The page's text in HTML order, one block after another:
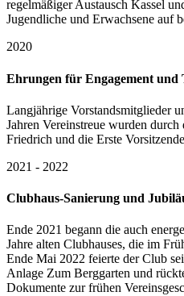
regelmäßiger Austausch Kassel
Jugendliche und Erwachsene auf
2020
Ehrungen für Engagement und
Langjährige Vorstandsmitglieder
Jahren Vereinstreue wurden
Friedrich und die Erste
2021 - 2022
Clubhaus-Sanierung und
Ende 2021 begann die auch
Jahre alten Clubhauses, die im
Ende Mai 2022 feierte der Club
Anlage Zum Berggarten und
Dokumente zur frühen